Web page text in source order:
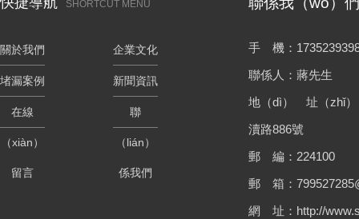
SHORTCUT MENU
關於我們 企業文化
堵漏案例 新聞資訊
在線
（xiàn）
留言
聯
（lián）
係我們
手 機：
聯係人：蔣先生
地（dì） 址（zhǐ）
瀆路886號
郵 編：224100
郵 箱：
網 址：http://